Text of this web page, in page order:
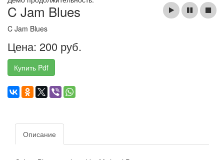
C Jam Blues
C Jam Blues
Цена: 200 руб.
Купить Pdf
Описание